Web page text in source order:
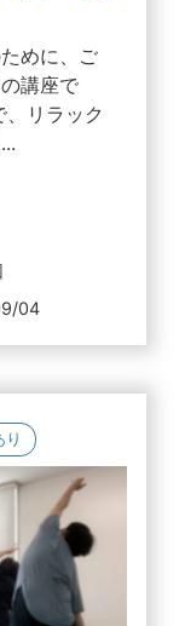
めに、ご
講座で
リラック
04
り